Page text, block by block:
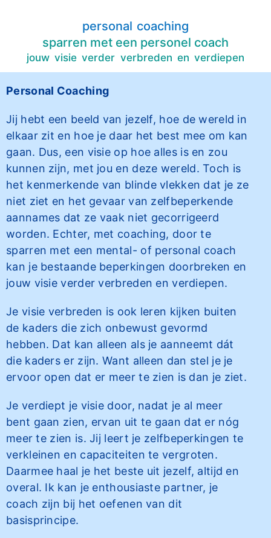
personal coaching
sparren met een personel coach
jouw visie verder verbreden en verdiepen
Personal Coaching
Jij hebt een beeld van jezelf, hoe de wereld in
elkaar zit en hoe je daar het best mee om kan
gaan. Dus, een visie op hoe alles is en zou
kunnen zijn, met jou en deze wereld. Toch is
het kenmerkende van blinde vlekken dat je ze
niet ziet en het gevaar van zelfbeperkende
aannames dat ze vaak niet gecorrigeerd
worden. Echter, met coaching, door te
sparren met een mental- of personal coach
kan je bestaande beperkingen doorbreken en
jouw visie verder verbreden en verdiepen.
Je visie verbreden is ook leren kijken buiten
de kaders die zich onbewust gevormd
hebben. Dat kan alleen als je aanneemt dát
die kaders er zijn. Want alleen dan stel je je
ervoor open dat er meer te zien is dan je ziet.
Je verdiept je visie door, nadat je al meer
bent gaan zien, ervan uit te gaan dat er nóg
meer te zien is. Jij leert je zelfbeperkingen te
verkleinen en capaciteiten te vergroten.
Daarmee haal je het beste uit jezelf, altijd en
overal. Ik kan je enthousiaste partner, je
coach zijn bij het oefenen van dit
basisprincipe.